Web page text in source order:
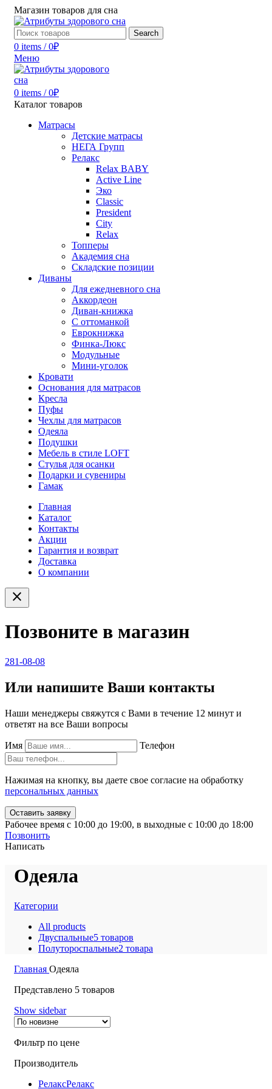
Магазин товаров для сна
Search
0 items / 0₽
Меню
0 items / 0₽
Каталог товаров
Матрасы
Детские матрасы
НЕГА Групп
Релакс
Relax BABY
Active Line
Эко
Classic
President
City
Relax
Топперы
Академия сна
Складские позиции
Диваны
Для ежедневного сна
Аккордеон
Диван-книжка
С оттоманкой
Еврокнижка
Финка-Люкс
Модульные
Мини-уголок
Кровати
Основания для матрасов
Кресла
Пуфы
Чехлы для матрасов
Одеяла
Подушки
Мебель в стиле LOFT
Стулья для осанки
Подарки и сувениры
Гамак
Главная
Каталог
Контакты
Акции
Гарантия и возврат
Доставка
О компании
close
Позвоните в магазин
281-08-08
Или напишите Ваши контакты
Наши менеджеры свяжутся с Вами в течение 12 минут и
ответят на все Ваши вопросы
Имя Телефон
Нажимая на кнопку, вы даете свое согласие на обработку
персональных данных
Рабочее время с 10:00 до 19:00, в выходные с 10:00 до 18:00
Позвонить
Написать
Одеяла
Категории
All products
Двуспальные5 товаров
Полутороспальные2 товара
Главная Одеяла
Представлено 5 товаров
Show sidebar
Фильтр по цене
Производитель
РелаксРелакс